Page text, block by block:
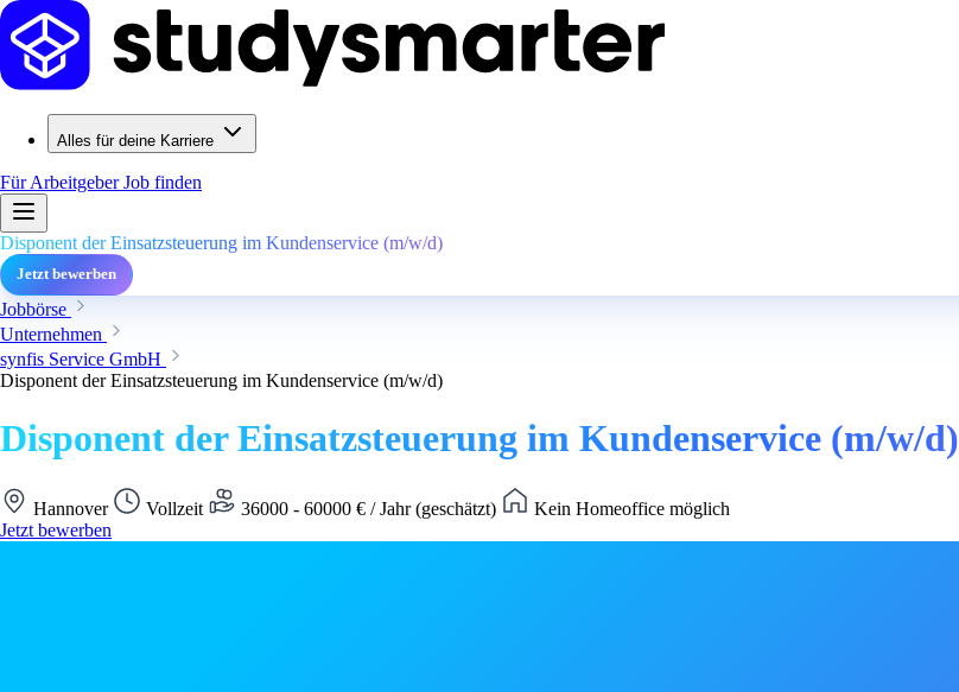
Alles für deine Karriere
Für ArbeitgeberJob finden
Disponent der Einsatzsteuerung im Kundenservice (m/w/d)
Jetzt bewerben
Jobbörse
Unternehmen
synfis Service GmbH
Disponent der Einsatzsteuerung im Kundenservice (m/w/d)
Disponent der Einsatzsteuerung im Kundenservice (m/w/d)
Hannover Vollzeit 36000 - 60000 € / Jahr (geschätzt)
Kein Homeoffice möglich
Jetzt bewerben